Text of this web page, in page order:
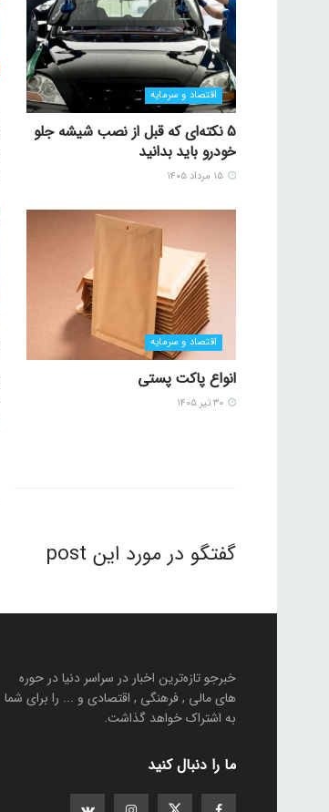
اقتصاد و سرمایه
5 نکته‌ای که قبل از نصب شیشه جلو
خودرو باید بدانید
اقتصاد و سرمایه
انواع پاکت پستی
گفتگو در مورد این post
خبرجو تازه‌ترین اخبار در سراسر دنیا در حوره
های مالی , فرهنگی , اقتصادی و ... را برای شما
به اشتراک خواهد گذاشت.
ما را دنبال کنید